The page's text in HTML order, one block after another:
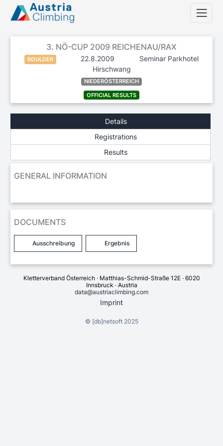
3. NÖ-CUP 2009 REICHENAU/RAX
BOULDER 22.8.2009
Seminar Parkhotel
Hirschwang
NIEDERÖSTERREICH
OFFICIAL RESULTS
Details
Registrations
Results
GENERAL INFORMATION
DOCUMENTS
Ausschreibung Ergebnis
Kletterverband Österreich · Matthias-Schmid-Straße 12E · 6020
Innsbruck · Austria
data@austriaclimbing.com
Imprint
© [db]netsoft2025